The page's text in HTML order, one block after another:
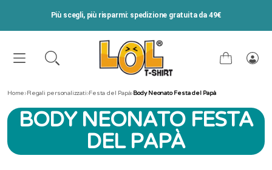
Più scegli, più risparmi: spedizione gratuita da 49€
Carrello
Home›Regali personalizzati›Festa del Papà›Body Neonato Festa del Papà
BODY NEONATO FESTA
DEL PAPÀ